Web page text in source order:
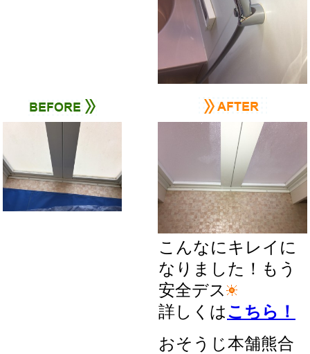
こんなにキレイに
なりました！もう
安全デス
詳しくはこちら！
おそうじ本舗熊合